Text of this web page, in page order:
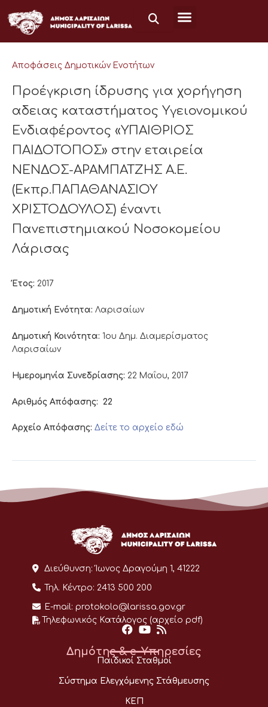
στο
περιεχόμενο
Αποφάσεις Δημοτικών Ενοτήτων
Προέγκριση ίδρυσης για χορήγηση
αδειας καταστήματος Υγειονομικού
Ενδιαφέροντος «ΥΠΑΙΘΡΙΟΣ
ΠΑΙΔΟΤΟΠΟΣ» στην εταιρεία
ΝΕΝΔΟΣ-ΑΡΑΜΠΑΤΖΗΣ Α.Ε.
(Εκπρ.ΠΑΠΑΘΑΝΑΣΙΟΥ
ΧΡΙΣΤΟΔΟΥΛΟΣ) έναντι
Πανεπιστημιακού Νοσοκομείου
Λάρισας
Έτος: 2017
Δημοτική Ενότητα: Λαρισαίων
Δημοτική Κοινότητα: 1ου Δημ. Διαμερίσματος
Λαρισαίων
Ημερομηνία Συνεδρίασης: 22 Μαΐου, 2017
Αριθμός Απόφασης: 22
Αρχείο Απόφασης: Δείτε το αρχείο εδώ
Διεύθυνση: Ίωνος Δραγούμη 1, 41222
Τηλ. Κέντρο: 2413 500 200
E-mail: protokolo@larissa.gov.gr
Τηλεφωνικός Κατάλογος (αρχείο pdf)
Δημότης & e-Υπηρεσίες
Παιδικοί Σταθμοί
Σύστημα Ελεγχόμενης Στάθμευσης
ΚΕΠ